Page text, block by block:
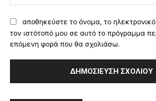
αποθηκεύστε το όνομα, το
τον ιστότοπό μου σε αυτό το πρόγραμμα
επόμενη φορά που θα σχολιάσω.